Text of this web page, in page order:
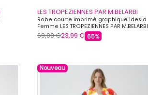
LES TROPEZIENNES PAR M.BELARBI
Robe courte imprimé graphique idesia
Femme LES TROPEZIENNES PAR M.BELARBI
69,00 €23,99 € 65%
Nouveau